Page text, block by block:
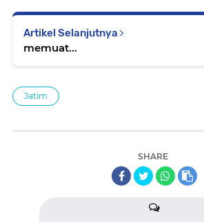
Artikel Selanjutnya
memuat...
Jatim
SHARE